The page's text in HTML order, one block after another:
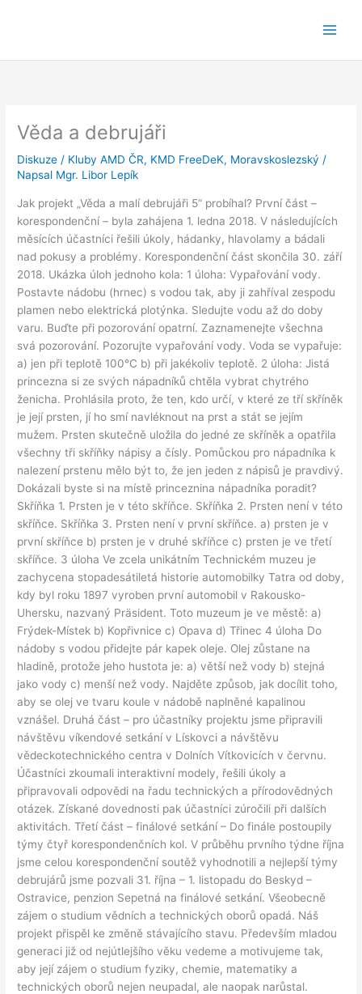
Věda a debrujáři
Diskuze / Kluby AMD ČR, KMD FreeDeK, Moravskoslezský /
Napsal Mgr. Libor Lepík
Jak projekt „Věda a malí debrujáři 5“ probíhal? První část –
korespondenční – byla zahájena 1. ledna 2018. V následujících
měsících účastníci řešili úkoly, hádanky, hlavolamy a bádali
nad pokusy a problémy. Korespondenční část skončila 30. září
2018. Ukázka úloh jednoho kola: 1 úloha: Vypařování vody.
Postavte nádobu (hrnec) s vodou tak, aby ji zahříval zespodu
plamen nebo elektrická plotýnka. Sledujte vodu až do doby
varu. Buďte při pozorování opatrní. Zaznamenejte všechna
svá pozorování. Pozorujte vypařování vody. Voda se vypařuje:
a) jen při teplotě 100°C b) při jakékoliv teplotě. 2 úloha: Jistá
princezna si ze svých nápadníků chtěla vybrat chytrého
ženicha. Prohlásila proto, že ten, kdo určí, v které ze tří skříněk
je její prsten, jí ho smí navléknout na prst a stát se jejím
mužem. Prsten skutečně uložila do jedné ze skříněk a opatřila
všechny tři skříňky nápisy a čísly. Pomůckou pro nápadníka k
nalezení prstenu mělo být to, že jen jeden z nápisů je pravdivý.
Dokázali byste si na místě princeznina nápadníka poradit?
Skříňka 1. Prsten je v této skříňce. Skříňka 2. Prsten není v této
skříňce. Skříňka 3. Prsten není v první skříňce. a) prsten je v
první skříňce b) prsten je v druhé skříňce c) prsten je ve třetí
skříňce. 3 úloha Ve zcela unikátním Technickém muzeu je
zachycena stopadesátiletá historie automobilky Tatra od doby,
kdy byl roku 1897 vyroben první automobil v Rakousko-
Uhersku, nazvaný Präsident. Toto muzeum je ve městě: a)
Frýdek-Místek b) Kopřivnice c) Opava d) Třinec 4 úloha Do
nádoby s vodou přidejte pár kapek oleje. Olej zůstane na
hladině, protože jeho hustota je: a) větší než vody b) stejná
jako vody c) menší než vody. Najděte způsob, jak docílit toho,
aby se olej ve tvaru koule v nádobě naplněné kapalinou
vznášel. Druhá část – pro účastníky projektu jsme připravili
návštěvu víkendové setkání v Lískovci a návštěvu
vědeckotechnického centra v Dolních Vítkovicích v červnu.
Účastníci zkoumali interaktivní modely, řešili úkoly a
připravovali odpovědi na řadu technických a přírodovědných
otázek. Získané dovednosti pak účastníci zúročili při dalších
aktivitách. Třetí část – finálové setkání – Do finále postoupily
týmy čtyř korespondenčních kol. V průběhu prvního týdne října
jsme celou korespondenční soutěž vyhodnotili a nejlepší týmy
debrujárů jsme pozvali 31. října – 1. listopadu do Beskyd –
Ostravice, penzion Sepetná na finálové setkání. Všeobecně
zájem o studium vědních a technických oborů opadá. Náš
projekt přispěl ke změně stávajícího stavu. Především mladou
generaci již od nejútlejšího věku vedeme a motivujeme tak,
aby její zájem o studium fyziky, chemie, matematiky a
technických oborů nejen neupadal, ale naopak narůstal.